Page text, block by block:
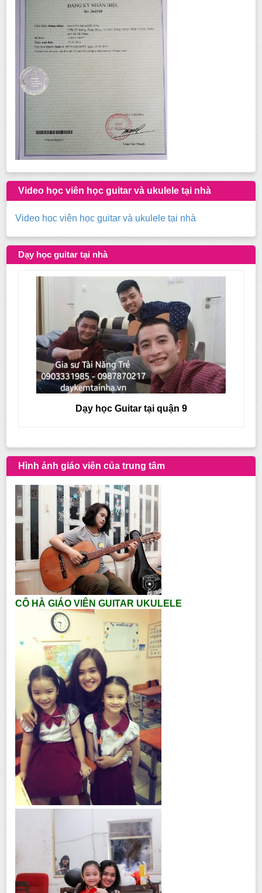
Video học viên học guitar và ukulele tại nhà
Video học viên học guitar và ukulele tại nhà
Dạy học guitar tại nhà
Dạy học Guitar tại quận 9
Hình ảnh giáo viên của trung tâm
CÔ HÀ GIÁO VIÊN GUITAR UKULELE